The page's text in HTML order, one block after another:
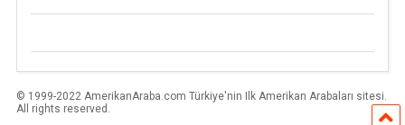
© 1999-2022 AmerikanAraba.com Türkiye'nin Ilk Amerikan Arabaları sitesi.
All rights reserved.